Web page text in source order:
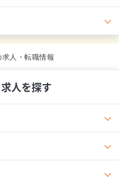
人・転職情報
人を探す